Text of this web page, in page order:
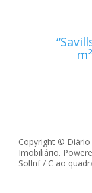
Copyright © Diário
Imobiliário.
SolInf/ C ao